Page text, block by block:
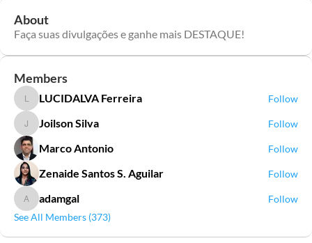
About
Faça suas divulgações e ganhe mais DESTAQUE!
Members
LUCIDALVA Ferreira
LUCIDALVA Ferreira Follow
Joilson Silva
Joilson Silva Follow
Marco Antonio Follow
Zenaide Santos S. Aguilar Follow
adamgal
adamgal
Follow
See All Members (373)